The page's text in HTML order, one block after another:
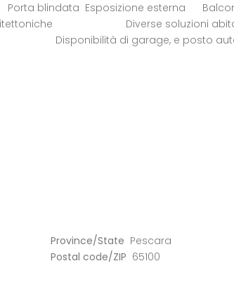
blindata Esposizione esterna
Diverse soluzioni
di garage, e posto
Province/State Pescara
Postal code/ZIP 65100